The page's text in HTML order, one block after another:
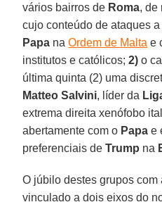
vários bairros de Roma, de
cujo conteúdo de ataques
Papa naOrdem de Malta e
institutos e católicos;2) o
última quinta (2) uma
Matteo Salvini, líder da
extrema direita xenófobo
abertamente com o Papa e
preferenciais deTrump na
O júbilo destes grupos
vinculado a dois eixos do